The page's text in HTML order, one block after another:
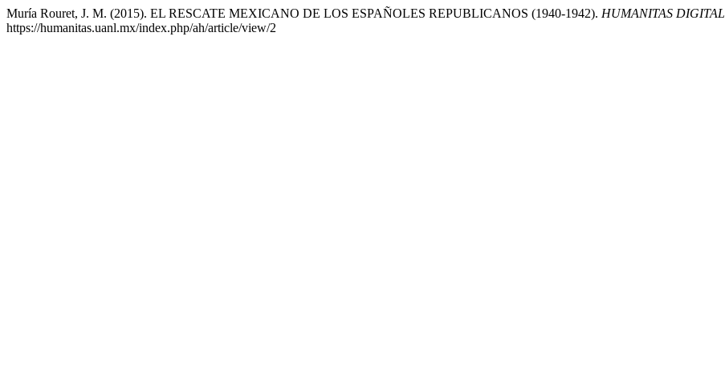
Muría Rouret, J. M. (2015). EL RESCATE MEXICANO DE LOS ESPAÑOLES REPUBLICANOS (1940-1942). HUMANITAS DIGITAL
https://humanitas.uanl.mx/index.php/ah/article/view/2